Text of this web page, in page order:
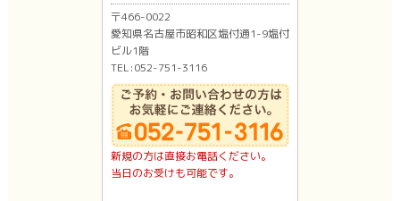
〒466-0022
愛知県名古屋市昭和区塩付通1-9塩付
ビル1階
TEL:052-751-3116
新規の方は直接お電話ください。
当日のお受けも可能です。